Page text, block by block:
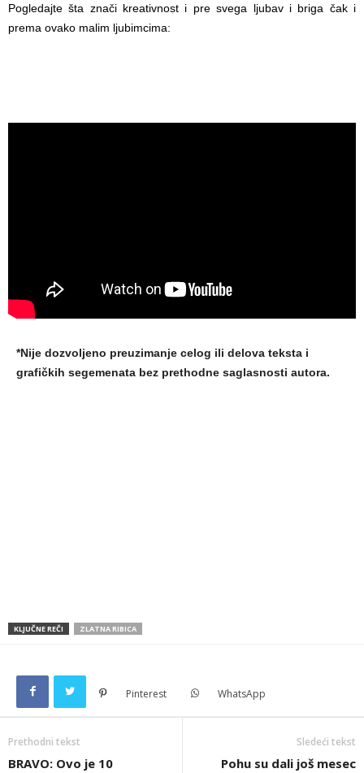
Pogledajte šta znači kreativnost i pre svega ljubav i briga čak i
prema ovako malim ljubimcima:
*Nije dozvoljeno preuzimanje celog ili delova teksta i
grafičkih segemenata bez prethodne saglasnosti autora.
KLJUČNE REČI ZLATNA RIBICA
Pinterest WhatsApp
Prethodni tekst
BRAVO: Ovo je 10
Sledeći tekst
Pohu su dali još mesec